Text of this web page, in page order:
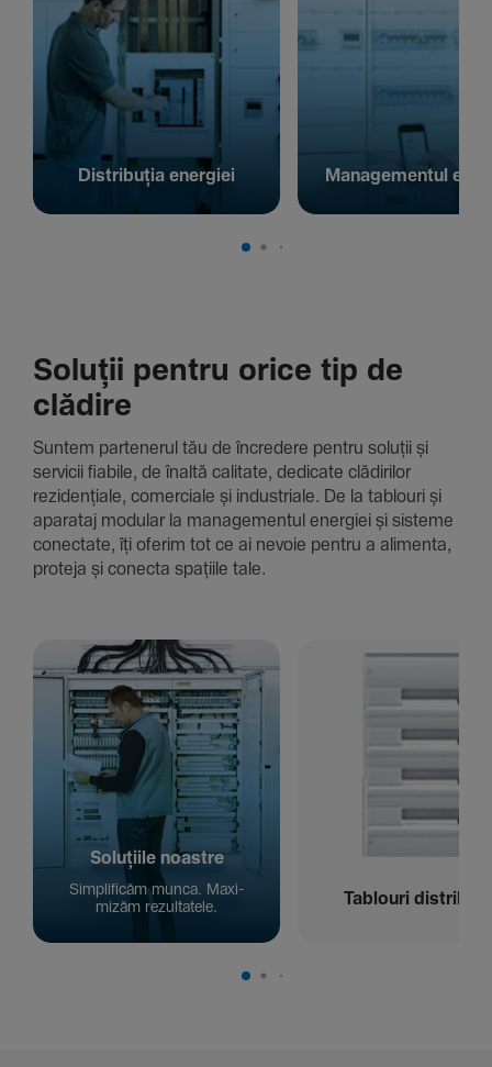
Distribuția energiei Managementul
Soluții pentru orice tip de
clădire
Suntem parte­nerul tău de încre­dere pentru soluții și
servicii fiabile, de înaltă cali­tate, dedi­cate clădi­rilor
rezi­den­țiale, comer­ciale și indus­triale. De la tablouri și
aparataj modular la managementul energiei și sisteme
conec­tate, îți oferim tot ce ai nevoie pentru a alimenta,
proteja și conecta spațiile tale.
Solu­țiile noastre
Simpli­ficăm munca. Maxi­
mizăm rezul­ta­tele.
Tablouri